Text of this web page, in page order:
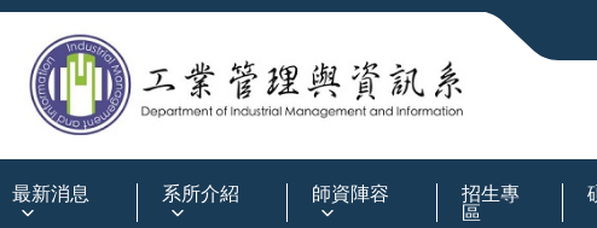
最新消息 系所介紹 師資陣容 招生專
區